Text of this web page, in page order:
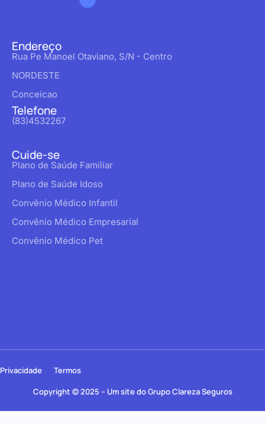
Endereço
Rua Pe Manoel Otaviano, S/N - Centro
NORDESTE
Conceicao
Telefone
(83)4532267
Cuide-se
Plano de Saúde Familiar
Plano de Saúde Idoso
Convênio Médico Infantil
Convênio Médico Empresarial
Convênio Médico Pet
Copyright © 2025 – Um site do Grupo Clareza Seguros
Privacidade Termos